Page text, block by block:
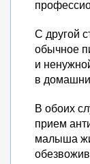
С другой
обычное
и
в
В обоих
прием
малыша